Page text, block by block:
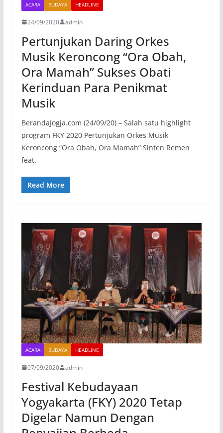
ACARA BUDAYA HEADLINE
24/09/2020 admin
Pertunjukan Daring Orkes
Musik Keroncong “Ora Obah,
Ora Mamah” Sukses Obati
Kerinduan Para Penikmat
Musik
BerandaJogja.com (24/09/20) – Salah satu highlight
program FKY 2020 Pertunjukan Orkes Musik
Keroncong “Ora Obah, Ora Mamah” Sinten Remen
feat.
Read More
ACARA BUDAYA HEADLINE
07/09/2020 admin
Festival Kebudayaan
Yogyakarta (FKY) 2020 Tetap
Digelar Namun Dengan